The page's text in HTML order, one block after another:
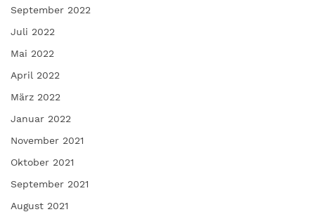
September 2022
Juli 2022
Mai 2022
April 2022
März 2022
Januar 2022
November 2021
Oktober 2021
September 2021
August 2021